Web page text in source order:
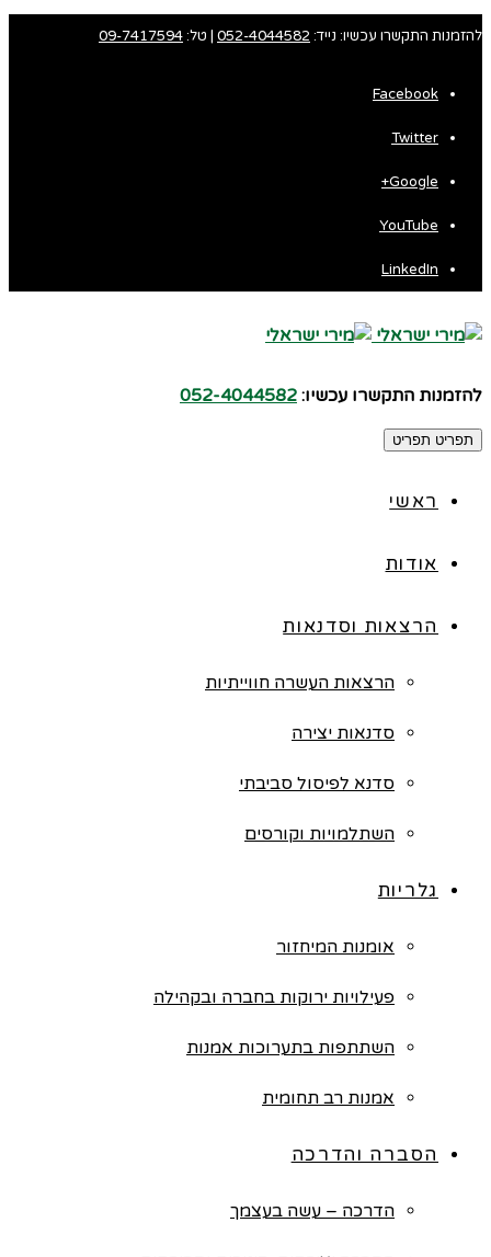
להזמנות התקשרו עכשיו: נייד: 052-4044582 | טל:09-7417594
Facebook
Twitter
Google+
YouTube
LinkedIn
להזמנות התקשרו עכשיו: 052-4044582
תפריט תפריט
ראשי
אודות
הרצאות וסדנאות
הרצאות העשרה חווייתיות
סדנאות יצירה
סדנא לפיסול סביבתי
השתלמויות וקורסים
גלריות
אומנות המיחזור
פעילויות ירוקות בחברה ובקהילה
השתתפות בתערוכות אמנות
אמנות רב תחומית
הסברה והדרכה
הדרכה – עשה בעצמך